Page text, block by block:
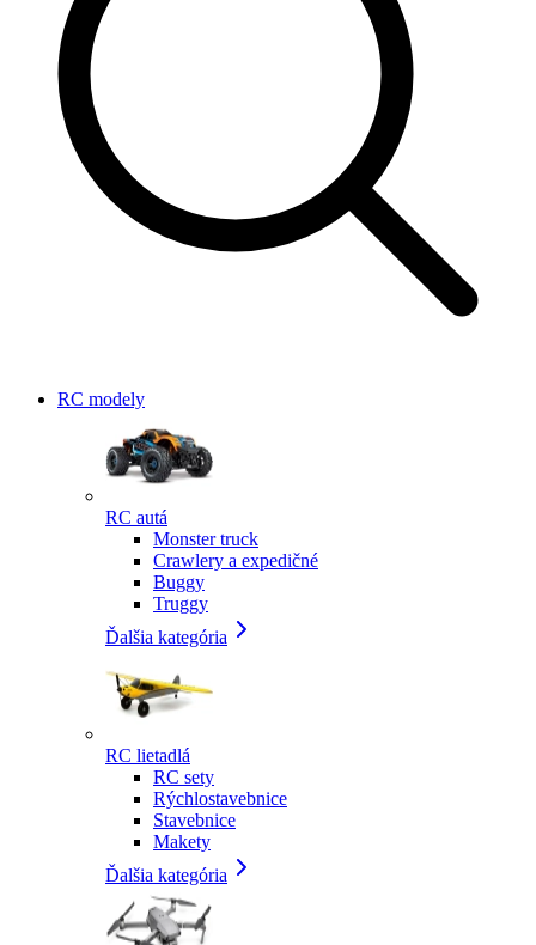
RC modely
RC autá
Monster truck
Crawlery a expedičné
Buggy
Truggy
Ďalšia kategória
RC lietadlá
RC sety
Rýchlostavebnice
Stavebnice
Makety
Ďalšia kategória